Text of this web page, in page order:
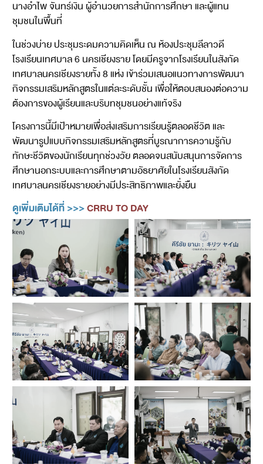
นางอำไพ จันทร์เงิน ผู้อำนวยการสำนักการศึกษา และผู้แทน
ชุมชนในพื้นที่
ในช่วงบ่าย ประชุมระดมความคิดเห็น ณ ห้องประชุมลีลาวดี
โรงเรียนเทศบาล 6 นครเชียงราย โดยมีครูจากโรงเรียนในสังกัด
เทศบาลนครเชียงรายทั้ง 8 แห่ง เข้าร่วมเสนอแนวทางการพัฒนา
กิจกรรมเสริมหลักสูตรในแต่ละระดับชั้น เพื่อให้ตอบสนองต่อความ
ต้องการของผู้เรียนและบริบทชุมชนอย่างแท้จริง
โครงการนี้มีเป้าหมายเพื่อส่งเสริมการเรียนรู้ตลอดชีวิต และ
พัฒนารูปแบบกิจกรรมเสริมหลักสูตรที่บูรณาการความรู้กับ
ทักษะชีวิตของนักเรียนทุกช่วงวัย ตลอดจนสนับสนุนการจัดการ
ศึกษานอกระบบและการศึกษาตามอัธยาศัยในโรงเรียนสังกัด
เทศบาลนครเชียงรายอย่างมีประสิทธิภาพและยั่งยืน
ดูเพิ่มเติมได้ที่ >>>CRRU TO DAY